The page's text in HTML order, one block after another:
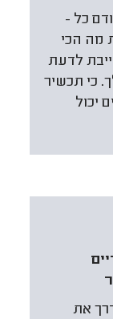
כל -
מה הכי
לדעת
כי תכשיר
יכול
את